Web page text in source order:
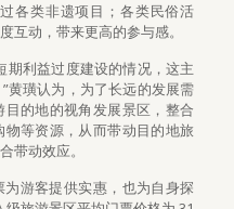
各类非遗项目；各类民俗活
互动，带来更高的参与感。
期利益过度建设的情况，这主
黄璜认为，为了长远的发展需
的地的视角发展景区，整合
等资源，从而带动目的地旅
带动效应。
游客提供实惠，也为自身探